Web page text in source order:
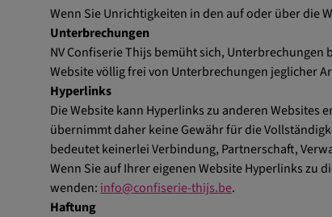
Wenn Sie Unrichtigkeiten in den auf oder über die
Unterbrechungen
NV Confiserie Thijs bemüht sich,
Website völlig frei von Unterbrechungen jeglicher
Hyperlinks
Die Website kann Hyperlinks zu anderen
übernimmt daher keine Gewähr für die
bedeutet keinerlei Verbindung, Partnerschaft,
Wenn Sie auf Ihrer eigenen Website Hyperlinks zu
wenden: info@confiserie-thijs.be.
Haftung